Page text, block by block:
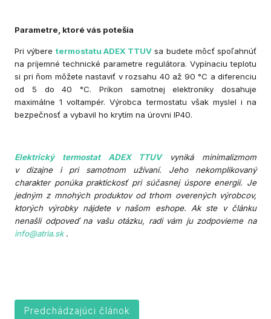
Parametre, ktoré vás potešia
Pri výbere termostatu ADEX TTUV sa budete môcť spoľahnúť
na príjemné technické parametre regulátora. Vypínaciu teplotu
si pri ňom môžete nastaviť v rozsahu 40 až 90 °C a diferenciu
od 5 do 40 °C. Príkon samotnej elektroniky dosahuje
maximálne 1 voltampér. Výrobca termostatu však myslel i na
bezpečnosť a vybavil ho krytím na úrovni IP40.
Elektrický termostat ADEX TTUVvyniká minimalizmom
v dizajne i pri samotnom užívaní. Jeho nekomplikovaný
charakter ponúka praktickosť pri súčasnej úspore energií. Je
jedným z mnohých produktov od trhom overených výrobcov,
ktorých výrobky nájdete v našom eshope. Ak ste v článku
nenašli odpoveď na vašu otázku, radi vám ju zodpovieme na
info@atria.sk.
Predchádzajúci článok